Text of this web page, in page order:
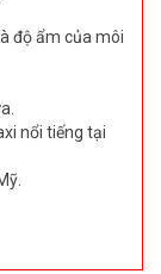
độ ẩm của môi
nổi tiếng tại